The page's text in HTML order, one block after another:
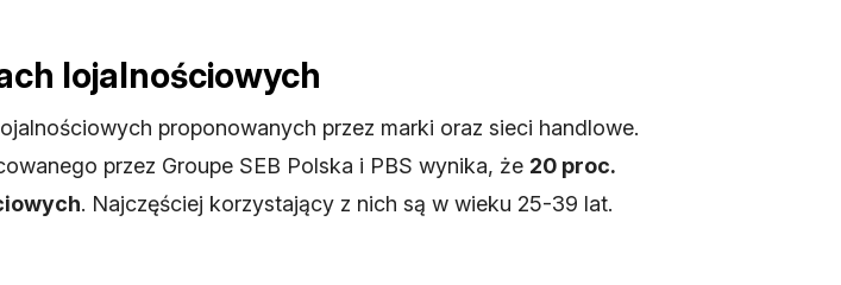
lojalnościowych
proponowanych przez marki oraz sieci handlowe.
przez Groupe SEB Polska i PBS wynika, że 20 proc.
. Najczęściej korzystający z nich są w wieku 25-39 lat.